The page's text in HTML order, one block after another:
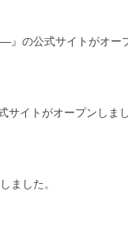
の公式サイトがオー
イトがオープンしまし
ました。